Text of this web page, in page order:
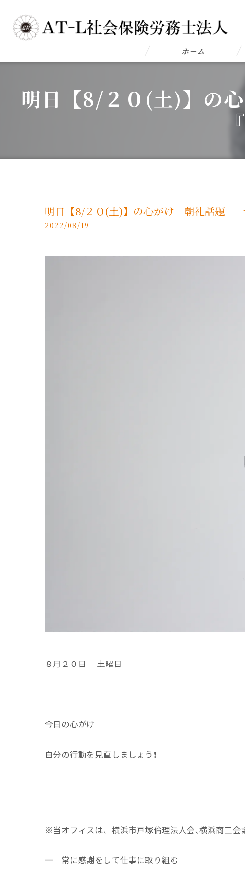
ホーム
明日【8/２０(土)】の
明日【8/２０(土)】の心がけ 朝礼話題
2022/08/19
８月２０日 土曜日
今日の心がけ
自分の行動を見直しましょう❗
※当オフィスは、横浜市戸塚倫理法人会､横浜商工会
一 常に感謝をして仕事に取り組む